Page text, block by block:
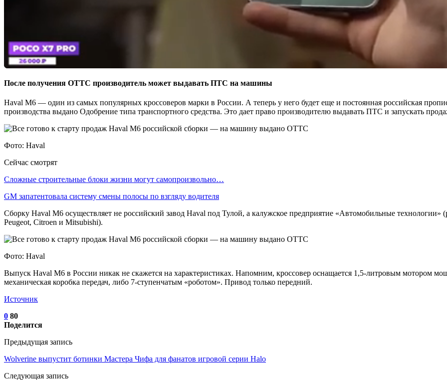
После получения ОТТС производитель может выдавать ПТС на машины
Haval M6 — один из самых популярных кроссоверов марки в России. А теперь у него будет еще и постоянная российская
производства выдано Одобрение типа транспортного средства. Это дает право производителю выдавать ПТС и запускать
Фото: Haval
Сейчас смотрят
Сложные строительные блоки жизни могут самопроизвольно…
GM запатентовала систему смены полосы по взгляду водителя
Сборку Haval M6 осуществляет не российский завод Haval под Тулой, а калужское предприятие «Автомобильные
Peugeot, Citroen и Mitsubishi).
Фото: Haval
Выпуск Haval M6 в России никак не скажется на характеристиках. Напомним, кроссовер оснащается 1,5-литровым мотором
механическая коробка передач, либо 7-ступенчатым «роботом». Привод только передний.
Источник
0 80
Поделится
Предыдущая запись
Wolverine выпустит ботинки Мастера Чифа для фанатов игровой серии Halo
Следующая запись